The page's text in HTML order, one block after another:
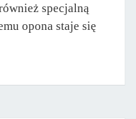
specjalną
opona staje się